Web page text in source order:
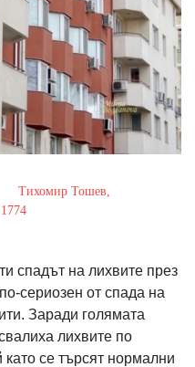
Тихомир Тошев,
1774
спадът на лихвите през
сериозен от спада на
Заради голямата
лихвите по
като се търсят нормални